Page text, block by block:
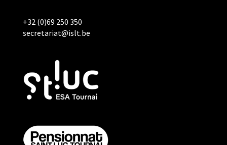
+32 (0)69 250 350
secretariat@islt.be